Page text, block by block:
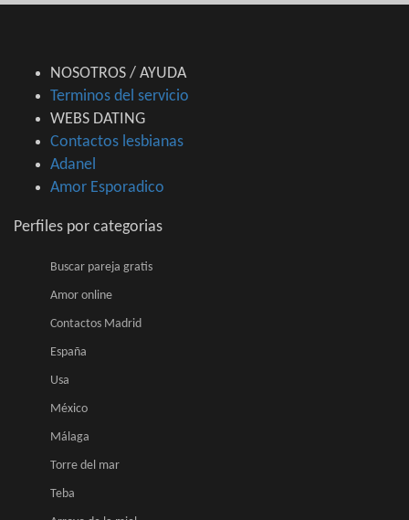
NOSOTROS / AYUDA
Terminos del servicio
WEBS DATING
Contactos lesbianas
Adanel
Amor Esporadico
Perfiles por categorias
Buscar pareja gratis
Amor online
Contactos Madrid
España
Usa
México
Málaga
Torre del mar
Teba